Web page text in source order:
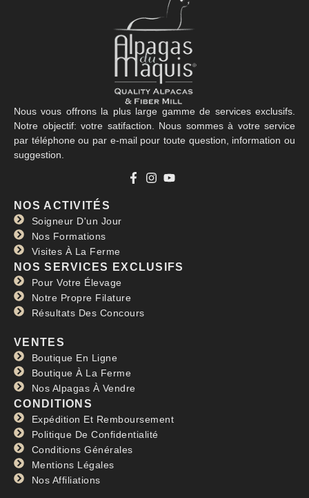
Nous vous offrons la plus large gamme de services exclusifs.
Notre objectif: votre satifaction. Nous sommes à votre service
par téléphone ou par e-mail pour toute question, information ou
suggestion.
NOS ACTIVITÉS
Soigneur D'un Jour
Nos Formations
Visites À La Ferme
NOS SERVICES EXCLUSIFS
Pour Votre Élevage
Notre Propre Filature
Résultats Des Concours
VENTES
Boutique En Ligne
Boutique À La Ferme
Nos Alpagas À Vendre
CONDITIONS
Expédition Et Remboursement
Politique De Confidentialité
Conditions Générales
Mentions Légales
Nos Affiliations